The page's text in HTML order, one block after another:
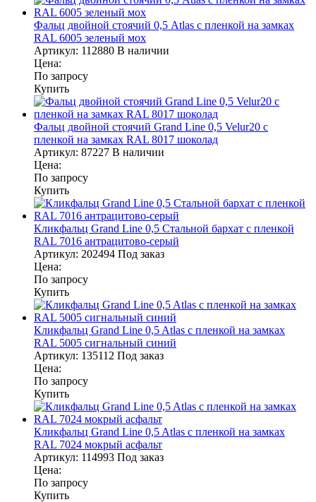
Фальц двойной стоячий 0,5 Atlas с пленкой на замках
RAL 6005 зеленый мох
Артикул: 112880 В наличии
Цена:
По запросу
Купить
Фальц двойной стоячий Grand Line 0,5 Velur20 с
пленкой на замках RAL 8017 шоколад
Артикул: 87227 В наличии
Цена:
По запросу
Купить
Кликфальц Grand Line 0,5 Стальной бархат с пленкой
RAL 7016 антрацитово-серый
Артикул: 202494 Под заказ
Цена:
По запросу
Купить
Кликфальц Grand Line 0,5 Atlas с пленкой на замках
RAL 5005 сигнальный синий
Артикул: 135112 Под заказ
Цена:
По запросу
Купить
Кликфальц Grand Line 0,5 Atlas с пленкой на замках
RAL 7024 мокрый асфальт
Артикул: 114993 Под заказ
Цена:
По запросу
Купить